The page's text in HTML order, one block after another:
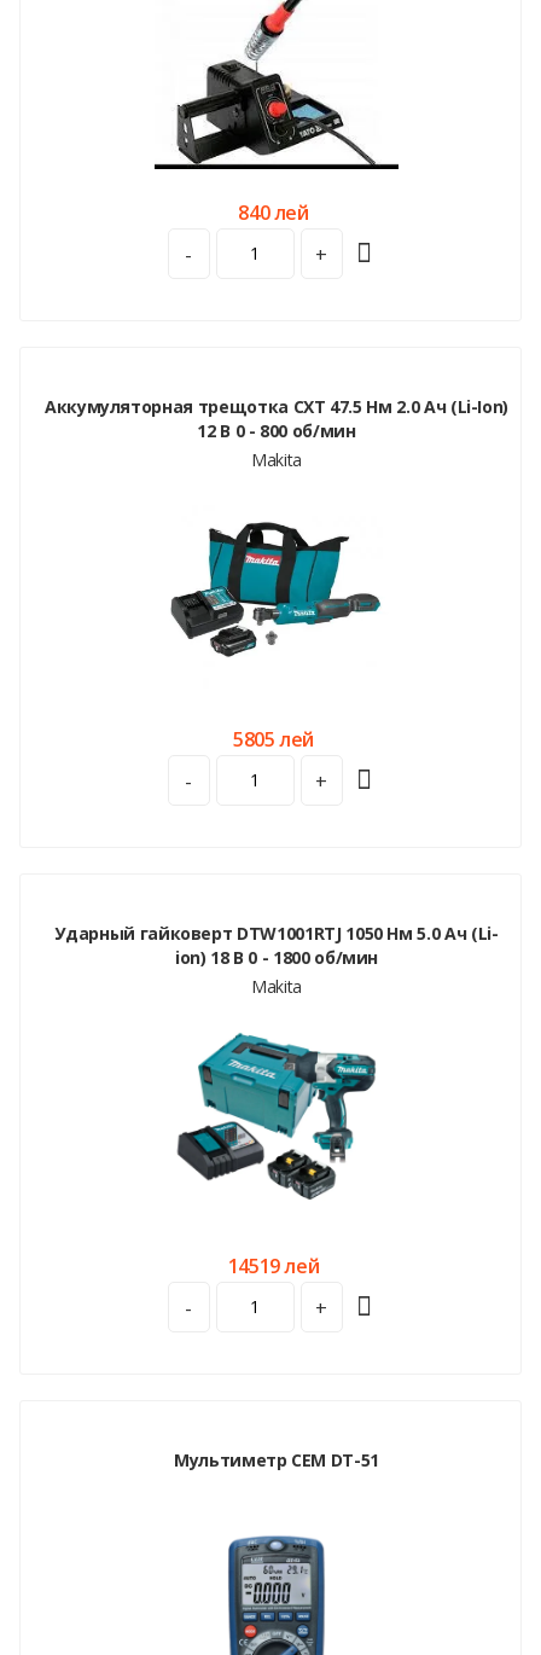
840 лей
-
+
Аккумуляторная трещотка CXT 47.5 Нм 2.0 Ач (Li-Ion)
12 В 0 - 800 об/мин
Makita
5805 лей
-
+
Ударный гайковерт DTW1001RTJ 1050 Нм 5.0 Aч (Li-
ion) 18 В 0 - 1800 об/мин
Makita
14519 лей
-
+
Мультиметр CEM DT-51